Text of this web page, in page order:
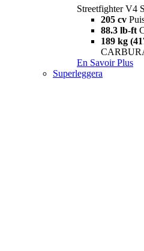
Streetfighter V4
205 cv
88.3 lb-ft
189 kg
En Savoir Plus
Superleggera